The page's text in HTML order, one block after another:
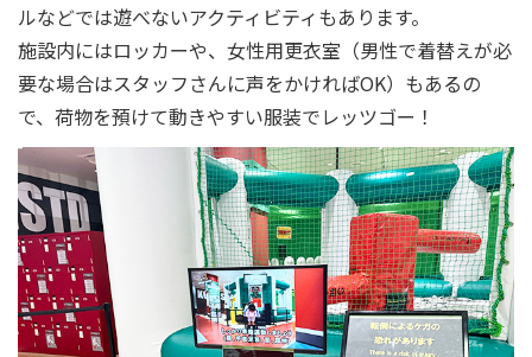
ルなどでは遊べないアクティビティもあります。
施設内にはロッカーや、女性用更衣室（男性で着替えが必
要な場合はスタッフさんに声をかければOK）もあるの
で、荷物を預けて動きやすい服装でレッツゴー！